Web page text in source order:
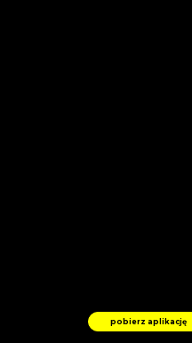
pobierz aplikację